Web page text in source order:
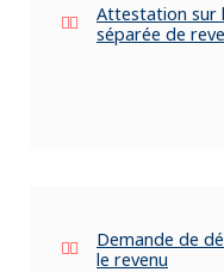
Attestation sur
séparée de
Demande de
le revenu